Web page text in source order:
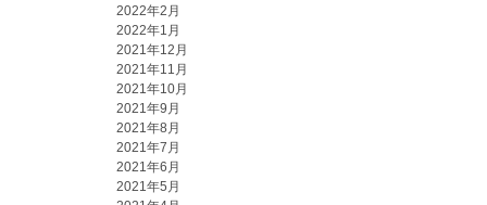
2022年2月
2022年1月
2021年12月
2021年11月
2021年10月
2021年9月
2021年8月
2021年7月
2021年6月
2021年5月